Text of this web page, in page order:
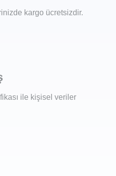
kargo ücretsizdir.
ile kişisel veriler